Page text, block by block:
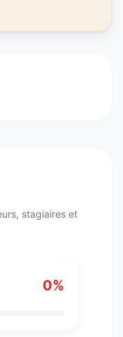
stagiaires et
0%